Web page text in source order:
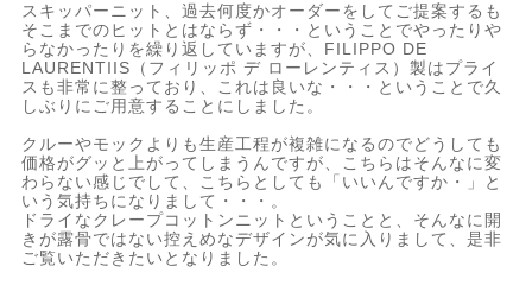
スキッパーニット、過去何度かオーダーをしてご提案するも
そこまでのヒットとはならず・・・ということでやったりや
らなかったりを繰り返していますが、FILIPPO DE
LAURENTIIS（フィリッポ デ ローレンティス）製はプライ
スも非常に整っており、これは良いな・・・ということで久
しぶりにご用意することにしました。
クルーやモックよりも生産工程が複雑になるのでどうしても
価格がグッと上がってしまうんですが、こちらはそんなに変
わらない感じでして、こちらとしても「いいんですか・」と
いう気持ちになりまして・・・。
ドライなクレープコットンニットということと、そんなに開
きが露骨ではない控えめなデザインが気に入りまして、是非
ご覧いただきたいとなりました。